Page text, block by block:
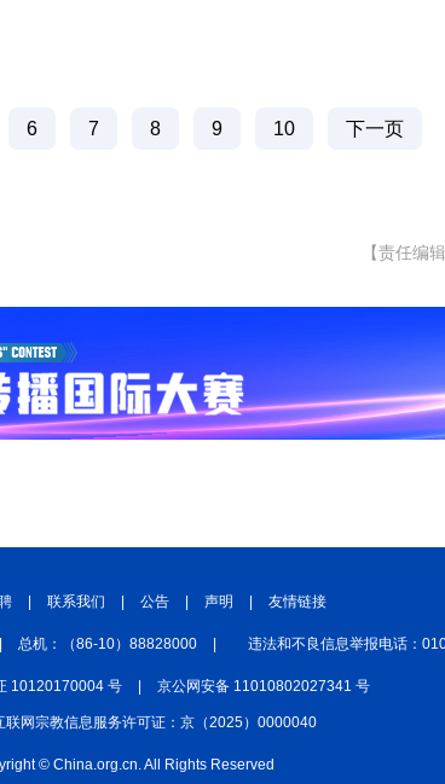
6 7 8 9 10 下一页
【责任编
联系我们 公告 声明 友情链接
总机：（86-10）88828000 违法和不良信息举报电话：
10120170004 号 京公网安备 11010802027341 号
联网宗教信息服务许可证：京（2025）0000040
© China.org.cn. All Rights Reserved